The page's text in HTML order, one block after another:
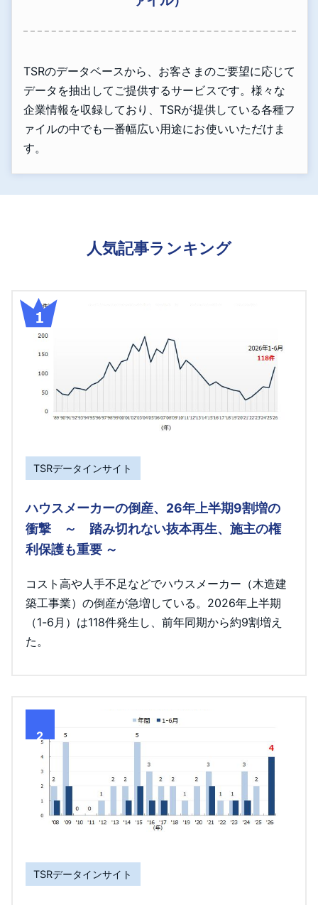
TSRのデータベースから、お客さまのご要望に応じて
データを抽出してご提供するサービスです。様々な
企業情報を収録しており、TSRが提供している各種フ
ァイルの中でも一番幅広い用途にお使いいただけま
す。
人気記事ランキング
TSRデータインサイト
ハウスメーカーの倒産、26年上半期9割増の
衝撃 ～ 踏み切れない抜本再生、施主の権
利保護も重要 ～
コスト高や人手不足などでハウスメーカー（木造建
築工事業）の倒産が急増している。2026年上半期
（1-6月）は118件発生し、前年同期から約9割増え
た。
2
TSRデータインサイト